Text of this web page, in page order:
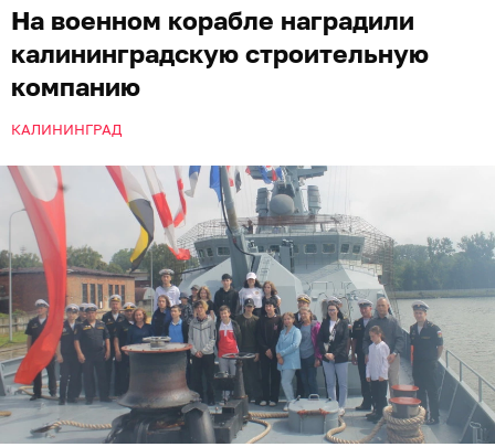
На военном корабле наградили
калининградскую строительную
компанию
КАЛИНИНГРАД